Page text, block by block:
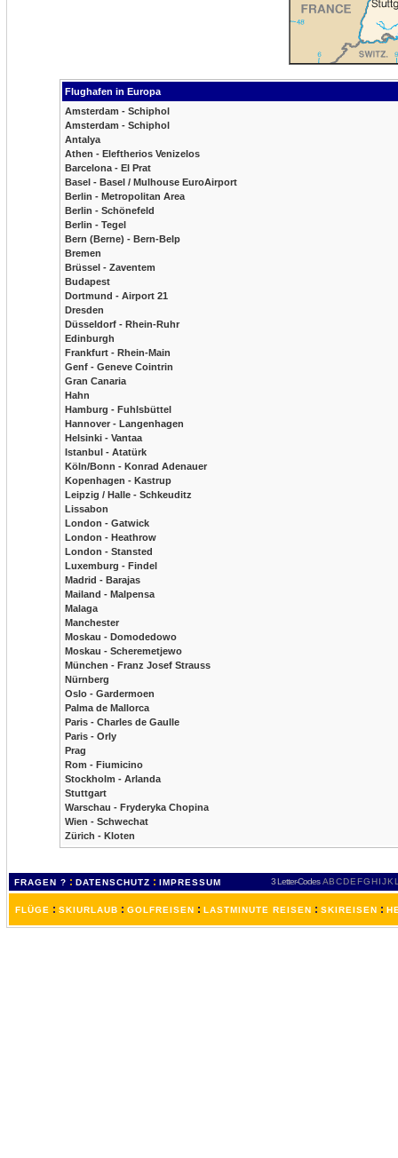
Flughafen in Europa
Amsterdam - Schiphol
Amsterdam - Schiphol
Antalya
Athen - Eleftherios Venizelos
Barcelona - El Prat
Basel - Basel / Mulhouse EuroAirport
Berlin - Metropolitan Area
Berlin - Schönefeld
Berlin - Tegel
Bern (Berne) - Bern-Belp
Bremen
Brüssel - Zaventem
Budapest
Dortmund - Airport 21
Dresden
Düsseldorf - Rhein-Ruhr
Edinburgh
Frankfurt - Rhein-Main
Genf - Geneve Cointrin
Gran Canaria
Hahn
Hamburg - Fuhlsbüttel
Hannover - Langenhagen
Helsinki - Vantaa
Istanbul - Atatürk
Köln/Bonn - Konrad Adenauer
Kopenhagen - Kastrup
Leipzig / Halle - Schkeuditz
Lissabon
London - Gatwick
London - Heathrow
London - Stansted
Luxemburg - Findel
Madrid - Barajas
Mailand - Malpensa
Malaga
Manchester
Moskau - Domodedowo
Moskau - Scheremetjewo
München - Franz Josef Strauss
Nürnberg
Oslo - Gardermoen
Palma de Mallorca
Paris - Charles de Gaulle
Paris - Orly
Prag
Rom - Fiumicino
Stockholm - Arlanda
Stuttgart
Warschau - Fryderyka Chopina
Wien - Schwechat
Zürich - Kloten
FRAGEN ? : DATENSCHUTZ : IMPRESSUM 3 Letter-Codes ABCDEFGH IJKL
FLÜGE : SKIURLAUB : GOLFREISEN : LASTMINUTE REISEN : SKIREISEN :